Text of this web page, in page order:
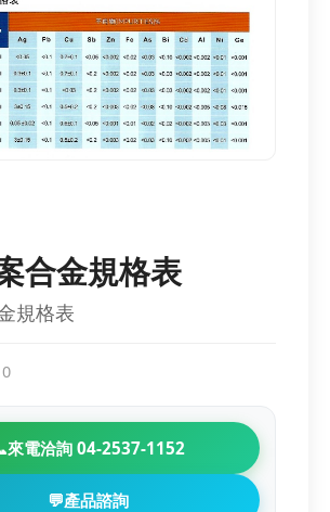
合金規格表
規格表
來電洽詢 04-2537-1152
💬產品諮詢